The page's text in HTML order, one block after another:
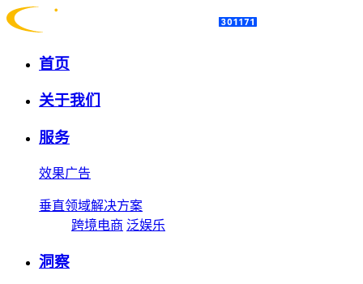
首页
关于我们
服务
效果广告
垂直领域解决方案
跨境电商 泛娱乐
洞察